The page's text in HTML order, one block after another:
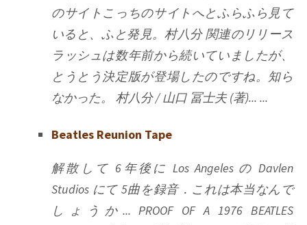
のサイトこっちのサイトへとふらふら見て
いると、ふと発見。村八分 関連のリリース
ラッシュは数年前から続いていましたが、
とうとう決定版が登場したのですね。知ら
なかった。 村八分 / 山口 冨士夫 (著)... ...
Beatles Reunion Tape
解散して 6年後に Los Angeles の Davlen
Studios にて 5曲を録音．これは本当なんで
しょうか... PROOF OF A 1976 BEATLES